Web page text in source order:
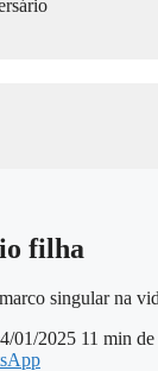
filha
singular na
01/2025 11 min